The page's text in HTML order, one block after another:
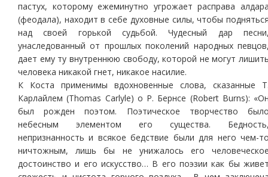
пастух, которому ежеминутно угрожает расправа
(феодала), находит в себе духовные силы, чтобы
над своей горькой судьбой. Чудесный дар
унаследованный от прошлых поколений народных
дает ему ту внутреннюю свободу, которой не могут
человека никакой гнет, никакое насилие.
К Коста применимы вдохновенные слова, сказанные
Карлайлем (Thomas Carlyle) о Р. Бернсе (Robert Burns):
был рожден поэтом. Поэтическое творчество
небесным элементом его существа.
непризнанность и всякое бедствие были для него чем-
ничтожным, лишь бы не унижалось его
достоинство и его искусство… В его поэзии как бы